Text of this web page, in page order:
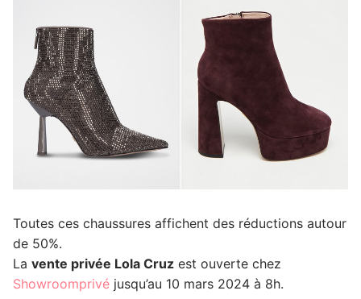
Toutes ces chaussures affichent des réductions autour
de 50%.
La vente privée Lola Cruz est ouverte chez
Showroomprivé jusqu’au 10 mars 2024 à 8h.